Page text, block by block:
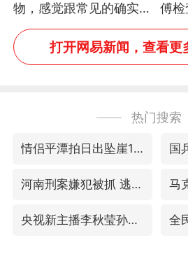
物，感觉跟常见的确实有
些不一样
傅检
风口
打开网易新闻，查看更
热门搜索
情侣平潭拍日出坠崖1死1伤 国
河南刑案嫌犯被抓 逃窜时伤害多人
央视新主播李秋莹孙亚鹏亮相